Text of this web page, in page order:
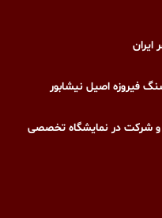
ایران
فیروزه اصیل نیشابور
و شرکت در نمایشگاه تخصصی